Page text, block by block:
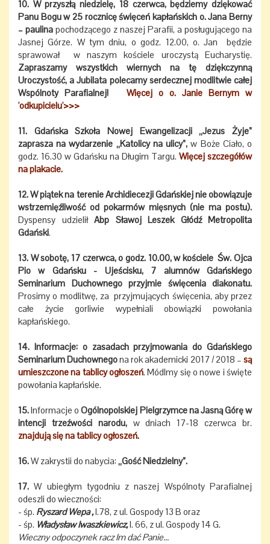
10. W przyszłą niedzielę, 18 czerwca, będziemy dziękować
Panu Bogu w 25 rocznicę święceń kapłańskich o. Jana Berny
– paulina pochodzącego z naszej Parafii, a posługującego na
Jasnej Górze. W tym dniu, o godz. 12.00, o. Jan będzie
sprawował w naszym kościele uroczystą Eucharystię.
Zapraszamy wszystkich wiernych na tę dziękczynną
Uroczystość, a Jubilata polecamy serdecznej modlitwie całej
Wspólnoty Parafialnej!
Więcej o o. Janie Bernym w
'odkupicielu'>>>
11. Gdańska Szkoła Nowej Ewangelizacji „Jezus Żyje”
zaprasza na wydarzenie „Katolicy na ulicy”, w Boże Ciało, o
godz. 16.30 w Gdańsku na Długim Targu. Więcej szczegółów
na plakacie.
12. W piątek na terenie Archidiecezji Gdańskiej nie obowiązuje
wstrzemięźliwość od pokarmów mięsnych (nie ma postu).
Dyspensy udzielił Abp Sławoj Leszek Głódź Metropolita
Gdański.
13. W sobotę, 17 czerwca, o godz. 10.00, w kościele Św. Ojca
Pio w Gdańsku - Ujeścisku, 7 alumnów Gdańskiego
Seminarium Duchownego przyjmie święcenia diakonatu.
Prosimy o modlitwę, za przyjmujących święcenia, aby przez
całe życie gorliwie wypełniali obowiązki powołania
kapłańskiego.
14. Informacje: o zasadach przyjmowania do Gdańskiego
Seminarium Duchownegona rok akademicki 2017 / 2018 –są
umieszczone na tablicy ogłoszeń. Módlmy się o nowe i święte
powołania kapłańskie.
15.Informacje o Ogólnopolskiej Pielgrzymce na Jasną Górę w
intencji trzeźwości narodu,w dniach 17-18 czerwca br.
znajdują się na tablicy ogłoszeń.
16.W zakrystii do nabycia: „Gość Niedzielny”.
17. W ubiegłym tygodniu z naszej Wspólnoty Parafialnej
odeszli do wieczności:
- śp. Ryszard Wepa ,l.78, z ul. Gospody 13 B oraz
- śp. Władysław Iwaszkiewicz,l. 66, z ul. Gospody 14 G.
Wieczny odpoczynek racz Im dać Panie...